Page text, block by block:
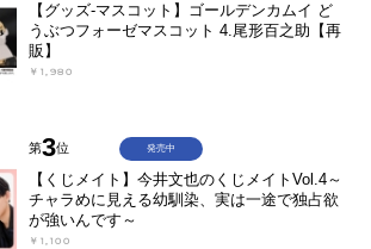
【グッズ-マスコット】ゴールデンカムイ ど
うぶつフォーゼマスコット 4.尾形百之助【再
販】
￥1,980
第3位
【くじメイト】今井文也のくじメイトVol.4～
チャラめに見える幼馴染、実は一途で独占欲
が強いんです～
￥1,100
発売中